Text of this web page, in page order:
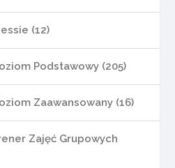
(12)
Podstawowy (205)
Zaawansowany (16)
Zajęć Grupowych